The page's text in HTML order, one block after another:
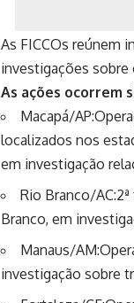
As FICCOs reúnem
investigações sobre
As ações ocorrem
Macapá/
localizados nos
em investigação
Rio Branco/
Branco, em
Manaus/
investigação sobre